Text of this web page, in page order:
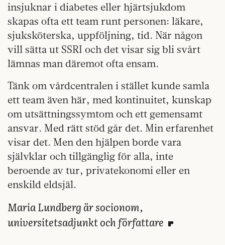
insjuknar i diabetes eller hjärtsjukdom
skapas ofta ett team runt personen: läkare,
sjuksköterska, uppföljning, tid. När någon
vill sätta ut SSRI och det visar sig bli svårt
lämnas man däremot ofta ensam.
Tänk om vårdcentralen i stället kunde samla
ett team även här, med kontinuitet, kunskap
om utsättningssymtom och ett gemensamt
ansvar. Med rätt stöd går det. Min erfarenhet
visar det. Men den hjälpen borde vara
självklar och tillgänglig för alla, inte
beroende av tur, privatekonomi eller en
enskild eldsjäl.
Maria Lundberg är socionom,
universitetsadjunkt och författare